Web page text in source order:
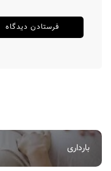
بارداری